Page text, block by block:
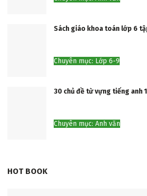
Sách giáo khoa toán lớp 6
Chuyên mục: Lớp 6-9
30 chủ đề từ vựng tiếng anh
Chuyên mục: Anh văn
HOT BOOK